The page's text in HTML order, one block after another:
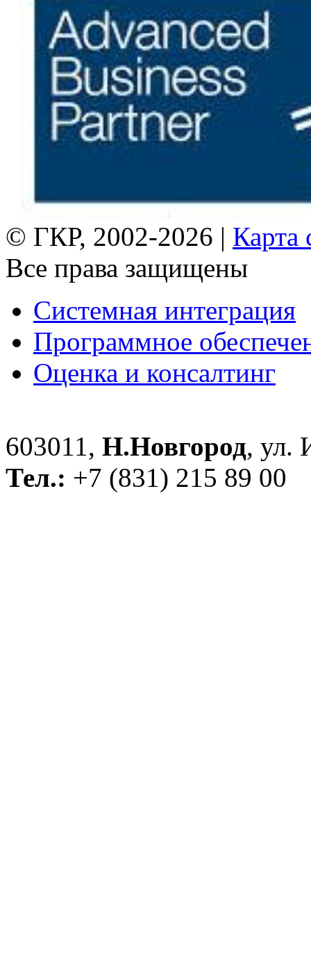
© ГКР, 2002-2026 | Карта
Все права защищены
Системная интеграция
Программное
Оценка и консалтинг
603011, Н.Новгород, ул.
Тел.: +7 (831) 215 89 00